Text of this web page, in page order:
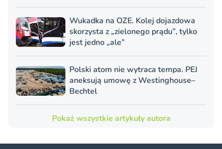
Wukadka na OZE. Kolej dojazdowa
skorzysta z „zielonego prądu”, tylko
jest jedno „ale”
Polski atom nie wytraca tempa. PEJ
aneksują umowę z Westinghouse–
Bechtel
Pokaż wszystkie artykuły autora